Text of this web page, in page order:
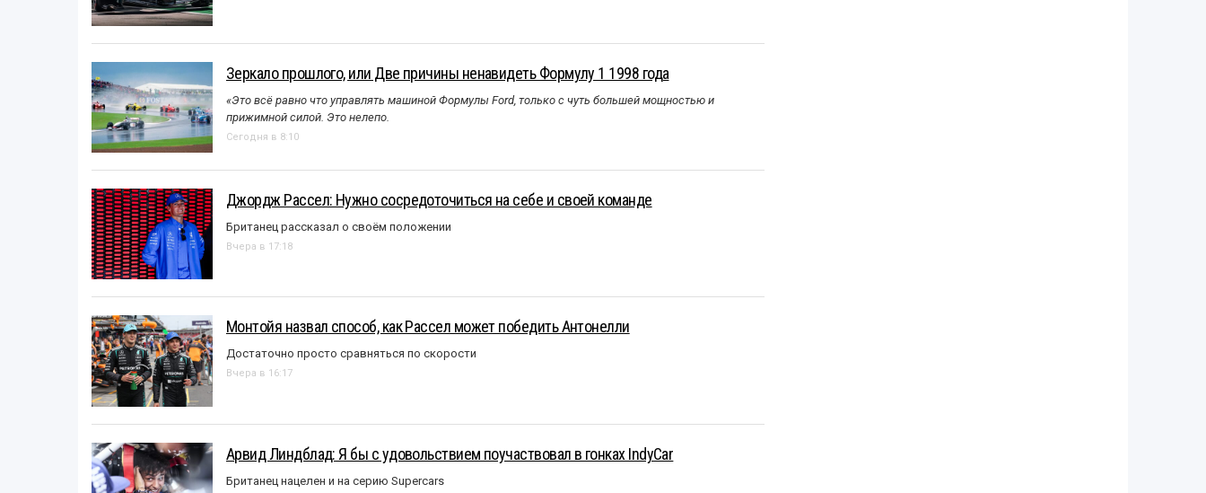
Зеркало прошлого, или Две причины ненавидеть Формулу 1 1998 года
«Это всё равно что управлять машиной Формулы Ford, только с чуть большей мощностью и
прижимной силой. Это нелепо.
Сегодня в 8:10
Джордж Рассел: Нужно сосредоточиться на себе и своей команде
Британец рассказал о своём положении
Вчера в 17:18
Монтойя назвал способ, как Рассел может победить Антонелли
Достаточно просто сравняться по скорости
Вчера в 16:17
Арвид Линдблад: Я бы с удовольствием поучаствовал в гонках IndyCar
Британец нацелен и на серию Supercars